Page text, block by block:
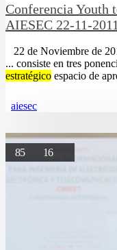
Conferencia Youth
AIESEC 22-11-2011
22 de Noviembre de
... consiste en tres
estratégico espacio de
aiesec
85 16